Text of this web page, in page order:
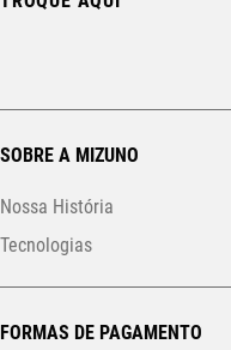
SOBRE A MIZUNO
Nossa História
Tecnologias
FORMAS DE PAGAMENTO